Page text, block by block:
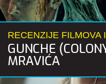
RECENZIJE FILMOVA
GUNCHE
MRAVIĆA